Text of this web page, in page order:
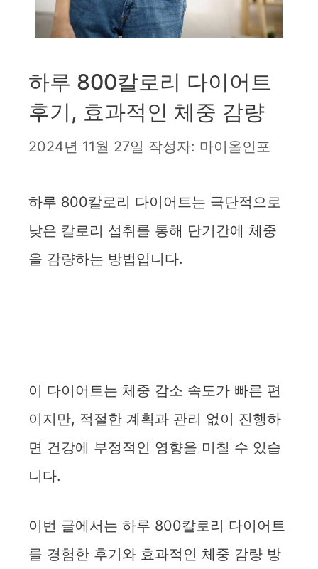
하루 800칼로리 다이어트
후기, 효과적인 체중 감량
2024년 11월 27일 작성자: 마이올인포
하루 800칼로리 다이어트는 극단적으로
낮은 칼로리 섭취를 통해 단기간에 체중
을 감량하는 방법입니다.
이 다이어트는 체중 감소 속도가 빠른 편
이지만, 적절한 계획과 관리 없이 진행하
면 건강에 부정적인 영향을 미칠 수 있습
니다.
이번 글에서는 하루 800칼로리 다이어트
를 경험한 후기와 효과적인 체중 감량 방